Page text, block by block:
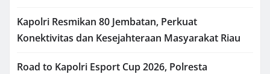
Kapolri Resmikan 80 Jembatan, Perkuat
Konektivitas dan Kesejahteraan Masyarakat Riau
Road to Kapolri Esport Cup 2026, Polresta